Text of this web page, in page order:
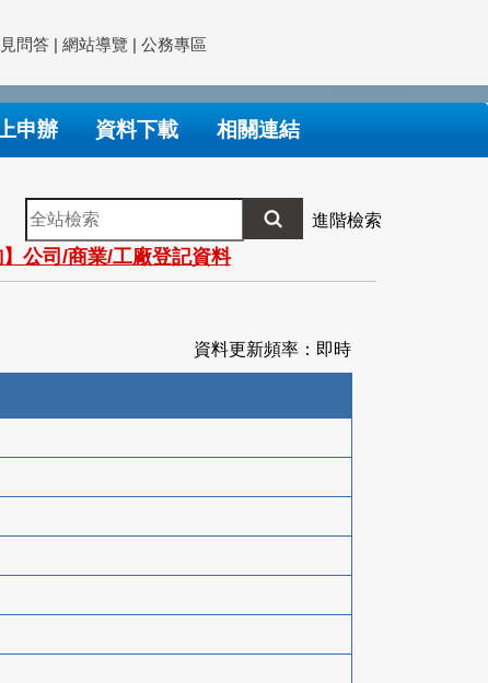
問答 | 網站導覽 | 公務專區
申辦 資料下載 相關連結
全
站
檢
索
進階檢索
】公司/商業/工廠登記資料
資料更新頻率：即時